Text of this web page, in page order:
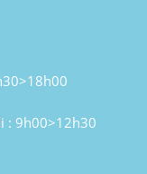
: 9h00>12h30